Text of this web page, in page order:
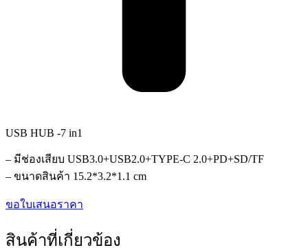
USB HUB -7 in1
– มีช่องเสียบ USB3.0+USB2.0+TYPE-C 2.0+PD+SD/TF
– ขนาดสินค้า 15.2*3.2*1.1 cm
ขอใบเสนอราคา
สินค้าที่เกี่ยวข้อง